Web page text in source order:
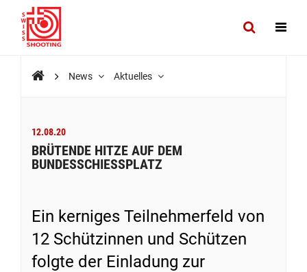
News Aktuelles
12.08.20
BRÜTENDE HITZE AUF DEM
BUNDESSCHIESSPLATZ
Ein kerniges Teilnehmerfeld von
12 Schützinnen und Schützen
folgte der Einladung zur